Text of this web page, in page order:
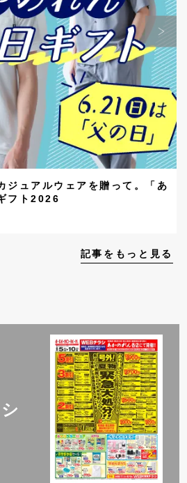
ジュアルウェアを贈って。「あ
フト2026
記事をもっと見る